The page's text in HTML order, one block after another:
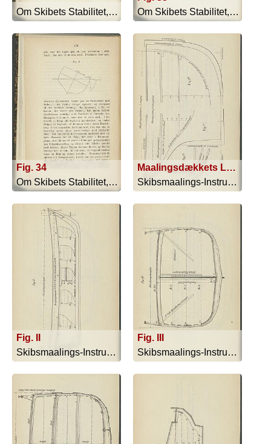
Om Skibets Stabilitet, Bevægelser I S... - 1879
Om Skibets Stabilitet, Bevægelser I S... - 1879
Fig. 34
Om Skibets Stabilitet, Bevægelser I S... - 1879
Maalingsdækkets Længde
Skibsmaalings-Instruktion - 1909
Fig. II
Skibsmaalings-Instruktion - 1909
Fig. III
Skibsmaalings-Instruktion - 1909